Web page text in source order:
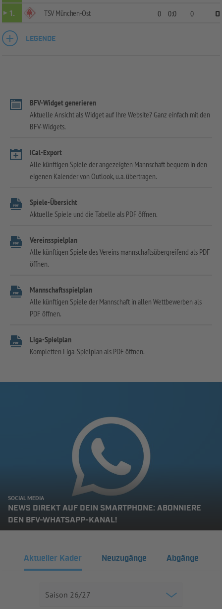
1. TSV München-Ost 0 0:0 0 0
LEGENDE
BFV-Widget generieren
Aktuelle Ansicht als Widget auf Ihre Website? Ganz einfach mit den
BFV-Widgets.
iCal-Export
Alle künftigen Spiele der angezeigten Mannschaft bequem in den
eigenen Kalender von Outlook, u.a. übertragen.
Spiele-Übersicht
Aktuelle Spiele und die Tabelle als PDF öffnen.
Vereinsspielplan
Alle künftigen Spiele des Vereins mannschaftsübergreifend als PDF
öffnen.
Mannschaftsspielplan
Alle künftigen Spiele der Mannschaft in allen Wettbewerben als
PDF öffnen.
Liga-Spielplan
Kompletten Liga-Spielplan als PDF öffnen.
SOCIAL MEDIA
NEWS DIREKT AUF DEIN SMARTPHONE: ABONNIERE
DEN BFV-WHATSAPP-KANAL!
Aktueller Kader Neuzugänge Abgänge